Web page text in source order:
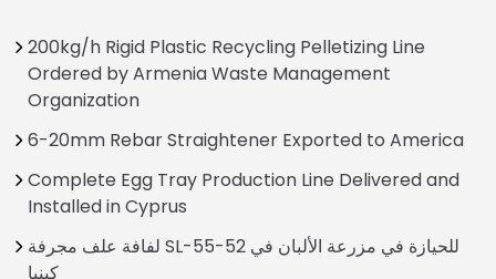
200kg/h Rigid Plastic Recycling Pelletizing Line
Ordered by Armenia Waste Management
Organization
6-20mm Rebar Straightener Exported to America
Complete Egg Tray Production Line Delivered and
Installed in Cyprus
لفافة علف مجرفة SL-55-52 للحيازة في مزرعة الألبان في
كينيا